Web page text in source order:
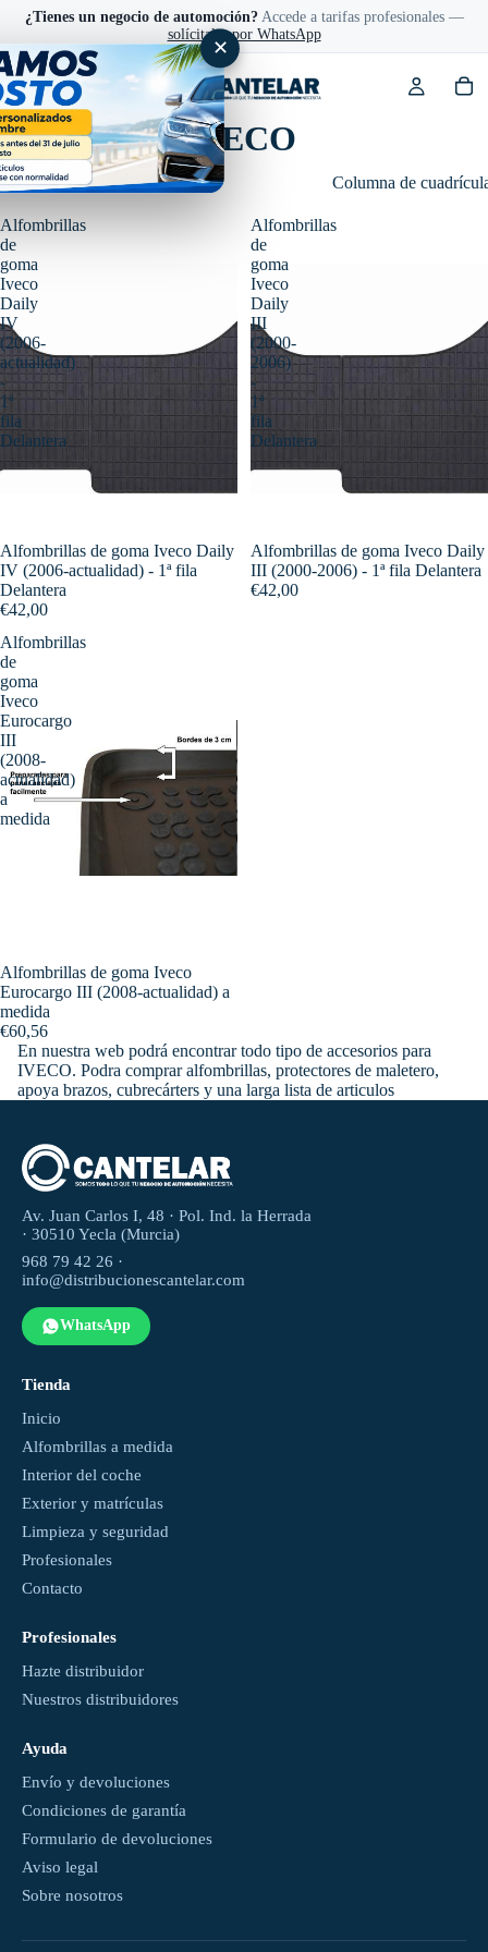
¿Tienes un negocio de automoción?Accede a tarifas profesionales —
solícitalas por WhatsApp
✕
Accesorios IVECO
Filtro Columna de
Alfombrillas
de
goma
Iveco
Daily
IV
(2006-
actualidad)
-
1ª
fila
Delantera
Alfombrillas de goma Iveco Daily
IV (2006-actualidad) - 1ª fila
Delantera
€42,00
Alfombrillas
de
goma
Iveco
Daily
III
(2000-
2006)
-
1ª
fila
Delantera
Alfombrillas de goma Iveco Daily
III (2000-2006) - 1ª fila Delantera
€42,00
Alfombrillas
de
goma
Iveco
Eurocargo
III
(2008-
actualidad)
a
medida
Alfombrillas de goma Iveco
Eurocargo III (2008-actualidad) a
medida
€60,56
En nuestra web podrá encontrar todo tipo de accesorios para
IVECO. Podra comprar alfombrillas, protectores de maletero,
apoya brazos, cubrecárters y una larga lista de articulos
Av. Juan Carlos I, 48 · Pol. Ind. la Herrada
· 30510 Yecla (Murcia)
968 79 42 26 ·
info@distribucionescantelar.com
WhatsApp
Tienda
Inicio
Alfombrillas a medida
Interior del coche
Exterior y matrículas
Limpieza y seguridad
Profesionales
Contacto
Profesionales
Hazte distribuidor
Nuestros distribuidores
Ayuda
Envío y devoluciones
Condiciones de garantía
Formulario de devoluciones
Aviso legal
Sobre nosotros